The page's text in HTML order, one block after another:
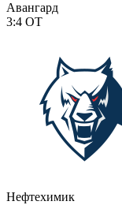
Авангард
3:4 ОТ
Нефтехимик